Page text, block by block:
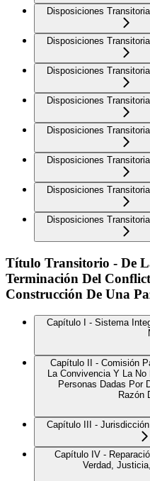
Disposiciones
Disposiciones
Disposiciones
Disposiciones
Disposiciones
Disposiciones
Disposiciones
Disposiciones
Título Transitorio - De
Terminación Del
Construcción De Una
Capítulo I - Sistema
Capítulo II - Comisión
La Convivencia Y La
Personas Dadas Por
Razón
Capítulo III -
Capítulo IV -
Verdad,